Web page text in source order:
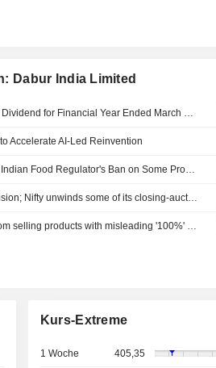
Dabur India Limited
Dabur India Limited Approves Final Dividend for Financial Year Ended March 31, 2026
Accelerate AI-Led Reinvention
Dabur India Sees Limited Impact of Indian Food Regulator's Ban on Some Product Labels
Indian shares fall ahead of RBI decision; Nifty unwinds some of its closing-auction bounce
India's food regulator bars Dabur from selling products with misleading '100%' claims
Kurs-Extreme
1 Woche 405,35